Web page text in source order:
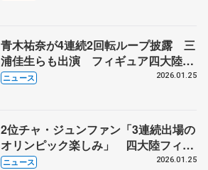
青木祐奈が4連続2回転ループ披露 三
浦佳生らも出演 フィギュア四大陸選
手権エキシビション
ニュース 2026.01.25
2位チャ・ジュンファン「3連続出場の
オリンピック楽しみ」 四大陸フィギ
ュア、男子フリーはトップ
ニュース 2026.01.25